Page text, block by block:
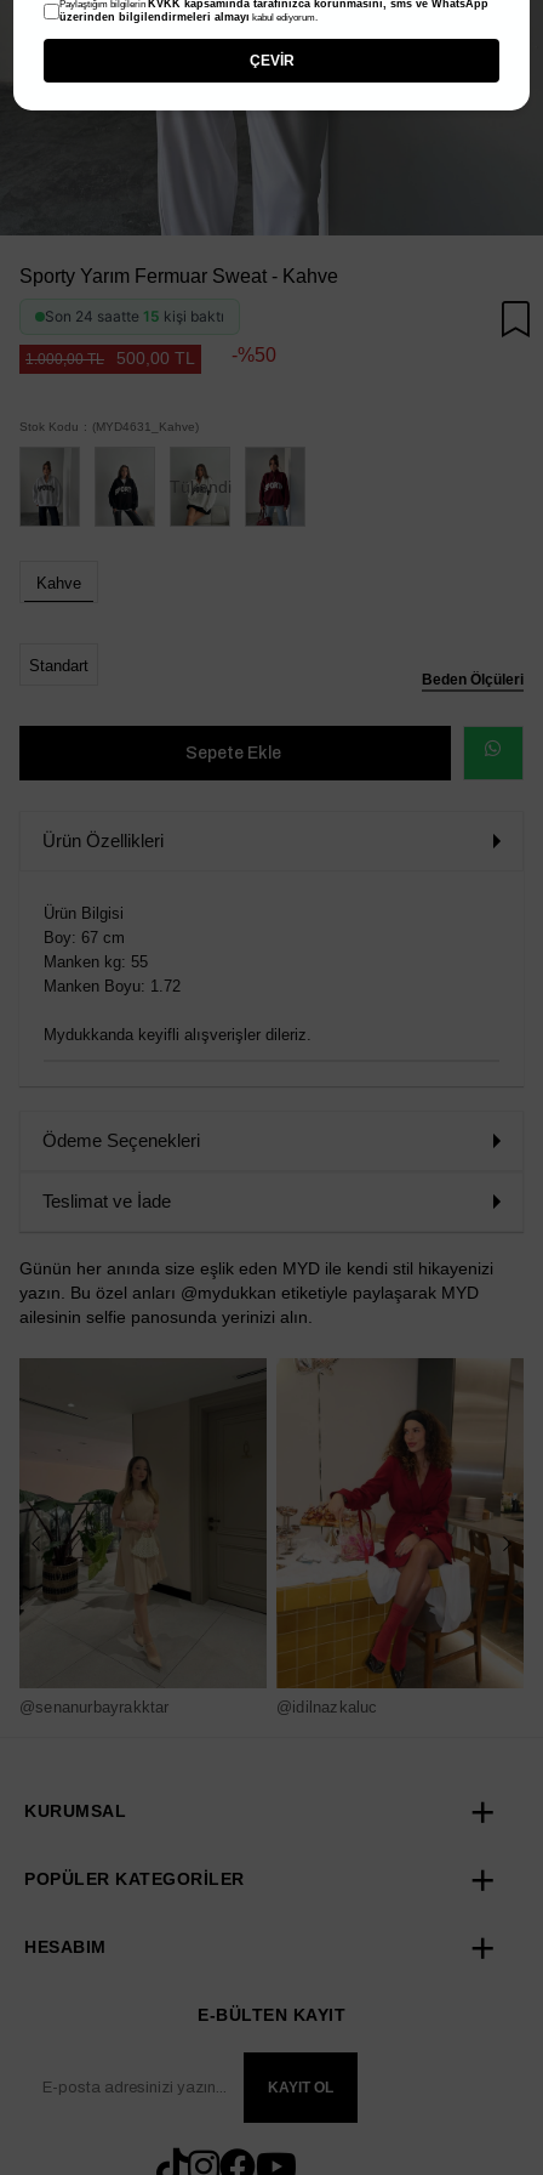
Sporty Yarım Fermuar Sweat - Kahve
Son 24 saatte 15 kişi baktı
1.000,00 TL 500,00 TL 50
Stok Kodu (MYD4631_Kahve)
Tükendi
Beden Ölçüleri
Kahve
Standart
SİPARİŞ
Ürün Özellikleri
Ürün Bilgisi
Boy: 67 cm
Manken kg: 55
Manken Boyu: 1.72
Mydukkanda keyifli alışverişler dileriz.
Ödeme Seçenekleri
Teslimat ve İade
Günün her anında size eşlik eden MYD ile kendi stil hikayenizi
yazın. Bu özel anları @mydukkan etiketiyle paylaşarak MYD
ailesinin selfie panosunda yerinizi alın.
@senanurbayrakktar @idilnazkaluc
KURUMSAL
POPÜLER KATEGORİLER
HESABIM
E-BÜLTEN KAYIT
KAYIT OL
Paylaştığım bilgilerin KVKK kapsamında tarafınızca korunmasını, sms ve WhatsApp
üzerinden bilgilendirmeleri almayı kabul ediyorum.
ÇEVİR